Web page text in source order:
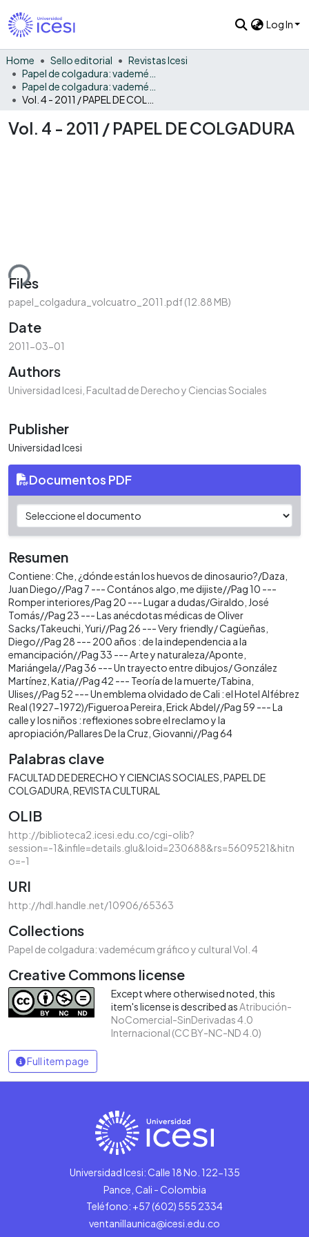
Log In
Home Sello editorial
Revistas Icesi
Vol. 4 - 2011 / PAPEL DE COLGADURA
Files
papel_colgadura_volcuatro_2011.pdf(12.88 MB)
Date
2011-03-01
Authors
Universidad Icesi, Facultad de Derecho y Ciencias Sociales
Publisher
Universidad Icesi
Documentos PDF
Resumen
Contiene: Che, ¿dónde están los huevos de dinosaurio?/Daza,
Juan Diego//Pag 7 --- Contános algo, me dijiste//Pag 10 ---
Romper interiores/Pag 20 --- Lugar a dudas/Giraldo, José
Tomás//Pag 23 --- Las anécdotas médicas de Oliver
Sacks/Takeuchi, Yuri//Pag 26 --- Very friendly/ Cagüeñas,
Diego//Pag 28 --- 200 años : de la independencia a la
emancipación//Pag 33 --- Arte y naturaleza/Aponte,
Mariángela//Pag 36 --- Un trayecto entre dibujos/ González
Martínez, Katia//Pag 42 --- Teoría de la muerte/Tabina,
Ulises//Pag 52 --- Un emblema olvidado de Cali : el Hotel Alfébrez
Real (1927-1972)/Figueroa Pereira, Erick Abdel//Pag 59 --- La
calle y los niños : reflexiones sobre el reclamo y la
apropiación/Pallares De la Cruz, Giovanni//Pag 64
Palabras clave
FACULTAD DE DERECHO Y CIENCIAS SOCIALES PAPEL DE
COLGADURA REVISTA CULTURAL
OLIB
http://biblioteca2.icesi.edu.co/cgi-olib?
session=-1&infile=details.glu&loid=230688&rs=5609521&hitn
o=-1
URI
http://hdl.handle.net/10906/65363
Collections
Papel de colgadura: vademécum gráfico y cultural Vol. 4
Creative Commons license
Except where otherwised noted, this
item's license is described asAtribución-
NoComercial-SinDerivadas 4.0
Internacional (CC BY-NC-ND 4.0)
Full item page
Universidad Icesi: Calle 18 No. 122-135
Pance, Cali - Colombia
Teléfono: +57 (602) 555 2334
ventanillaunica@icesi.edu.co